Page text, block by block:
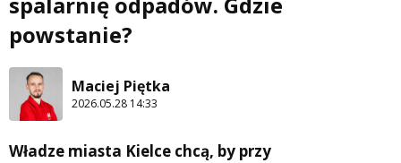
powstanie?
Maciej Piętka
2026.05.28 14:33
Władze miasta Kielce chcą, by przy